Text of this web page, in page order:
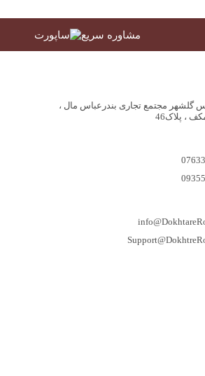
مشاوره سریع
گلشهر مجتمع تجاری بندرعباس مال ،
، پلاک46